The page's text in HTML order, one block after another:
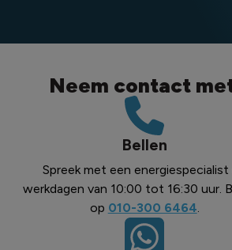
Neem contact
Bellen
Spreek met een energiespecialist
werkdagen van 10:00 tot 16:30 uur.
op 010-300 6464